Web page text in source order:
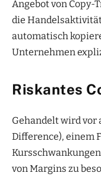
Angebot von Copy-
die
automatisch
Unternehmen
Riskantes
Gehandelt wird vor
Difference), einem
von Margins zu